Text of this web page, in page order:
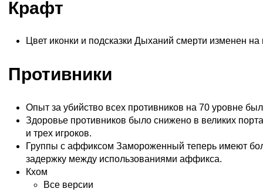
Крафт
Цвет иконки и подсказки Дыханий смерти изменен
Противники
Опыт за убийство всех противников на 70 уровне
Здоровье противников было снижено в великих
и трех игроков.
Группы с аффиксом Замороженный теперь имеют
задержку между использованиями аффикса.
Кхом
Все версии